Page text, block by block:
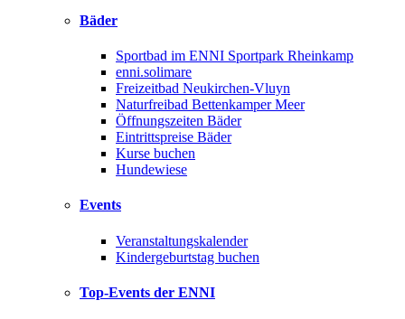
Bäder
Sportbad im ENNI Sportpark Rheinkamp
enni.solimare
Freizeitbad Neukirchen-Vluyn
Naturfreibad Bettenkamper Meer
Öffnungszeiten Bäder
Eintrittspreise Bäder
Kurse buchen
Hundewiese
Events
Veranstaltungskalender
Kindergeburtstag buchen
Top-Events der ENNI